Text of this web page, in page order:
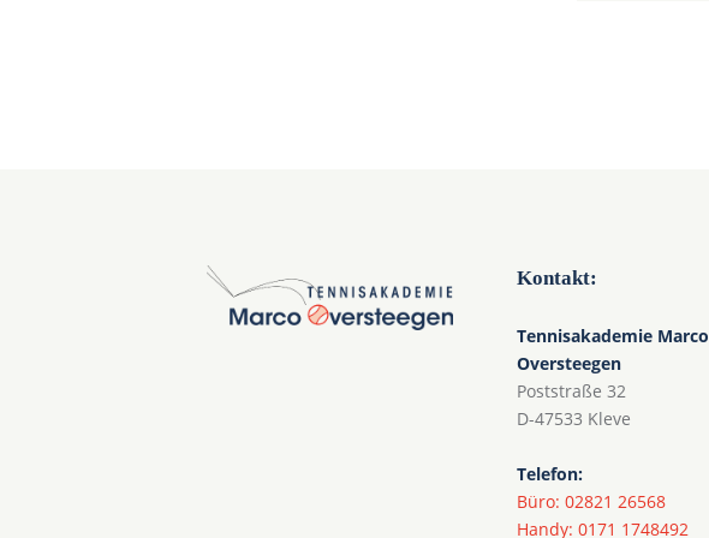
Kontakt:
Tennisakademie Marco
Oversteegen
Poststraße 32
D-47533 Kleve
Telefon:
Büro: 02821 26568
Handy: 0171 1748492